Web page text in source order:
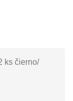
ks čierno/